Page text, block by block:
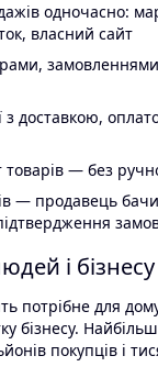
одночасно:
власний сайт
з доставкою,
— без
— продавець
і бізнесу
потрібне для
бізнесу.
покупців і